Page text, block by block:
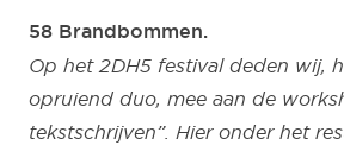
58 Brandbommen.
Op het 2DH5 festival deden wij,
opruiend duo, mee aan de
tekstschrijven”. Hier onder het